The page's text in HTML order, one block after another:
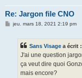
Re: Jargon file CNO
Mjeu. mars 18, 2021 2:19 pm
Sans Visage a écrit :
J'ai une question
ça veut dire quoi
mais encore?